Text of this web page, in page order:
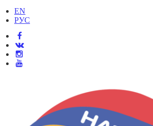
EN
РУС